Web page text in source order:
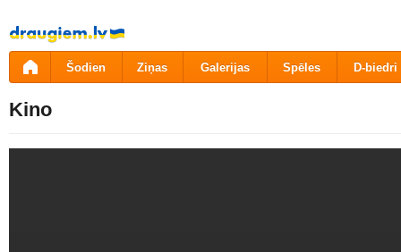
Pāriet
uz
saturu
Šodien Ziņas Galerijas Spēles D-biedri
Kino